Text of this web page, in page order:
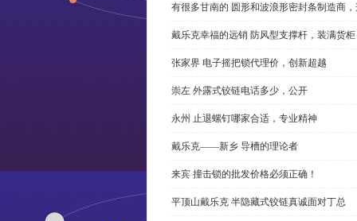
有很多甘南的 圆形和波浪形密封条制造商
戴乐克幸福的远销 防风型支撑杆，装满货柜
张家界 电子摇把锁代理价，创新超越
崇左 外露式铰链电话多少，公开
永州 止退螺钉哪家合适，专业精神
戴乐克——新乡 导槽的理论者
来宾 撞击锁的批发价格必须正确！
平顶山戴乐克 半隐藏式铰链真诚面对丁总